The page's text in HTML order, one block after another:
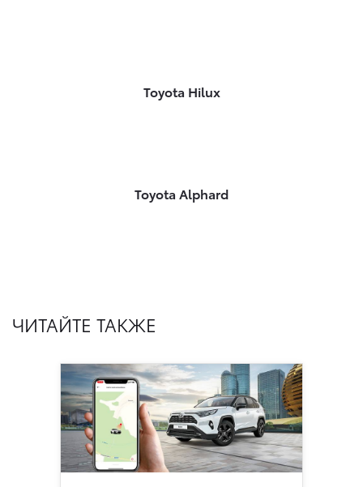
Toyota Hilux
Toyota Alphard
ЧИТАЙТЕ ТАКЖЕ